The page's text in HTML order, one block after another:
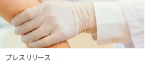
プレスリリース